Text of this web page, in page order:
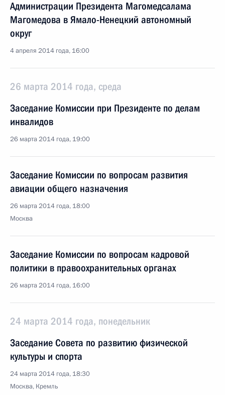
Администрации Президента Магомедсалама
Магомедова в Ямало-Ненецкий автономный
округ
4 апреля 2014 года, 16:00
26 марта 2014 года, среда
Заседание Комиссии при Президенте по делам
инвалидов
26 марта 2014 года, 19:00
Заседание Комиссии по вопросам развития
авиации общего назначения
26 марта 2014 года, 18:00
Москва
Заседание Комиссии по вопросам кадровой
политики в правоохранительных органах
26 марта 2014 года, 16:00
24 марта 2014 года, понедельник
Заседание Совета по развитию физической
культуры и спорта
24 марта 2014 года, 18:30
Москва, Кремль